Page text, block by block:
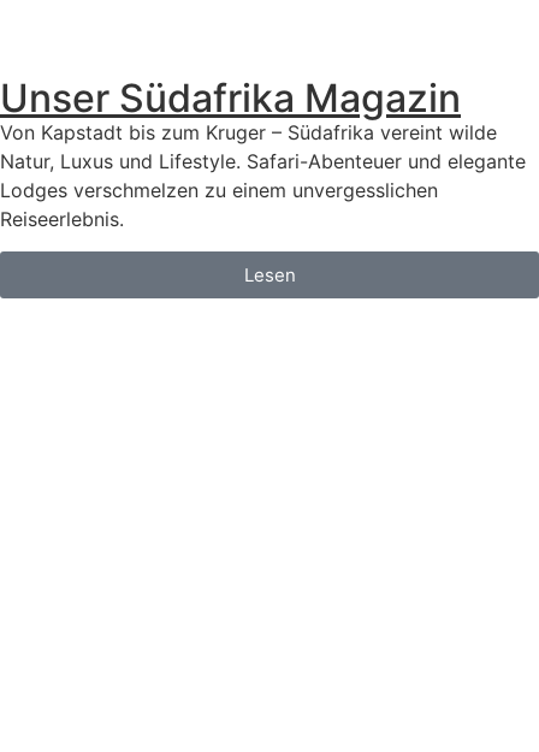
Unser Südafrika Magazin
Von Kapstadt bis zum Kruger – Südafrika vereint wilde
Natur, Luxus und Lifestyle. Safari-Abenteuer und elegante
Lodges verschmelzen zu einem unvergesslichen
Reiseerlebnis.
Lesen